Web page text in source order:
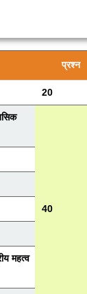
प्रश्न
20
40
महत्व